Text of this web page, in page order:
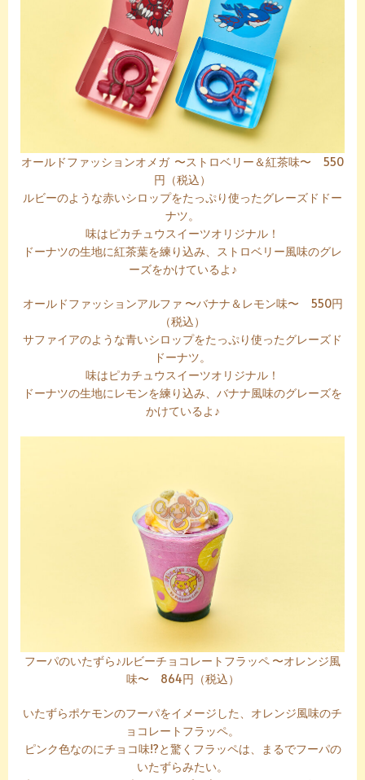
オールドファッションオメガ 〜ストロベリー＆紅茶味〜 550
円（税込）
ルビーのような赤いシロップをたっぷり使ったグレーズドドー
ナツ。
味はピカチュウスイーツオリジナル！
ドーナツの生地に紅茶葉を練り込み、ストロベリー風味のグレ
ーズをかけているよ♪
オールドファッションアルファ 〜バナナ＆レモン味〜 550円
（税込）
サファイアのような青いシロップをたっぷり使ったグレーズド
ドーナツ。
味はピカチュウスイーツオリジナル！
ドーナツの生地にレモンを練り込み、バナナ風味のグレーズを
かけているよ♪
フーパのいたずら♪ルビーチョコレートフラッペ 〜オレンジ風
味〜 864円（税込）
いたずらポケモンのフーパをイメージした、オレンジ風味のチ
ョコレートフラッペ。
ピンク色なのにチョコ味!?と驚くフラッペは、まるでフーパの
いたずらみたい。